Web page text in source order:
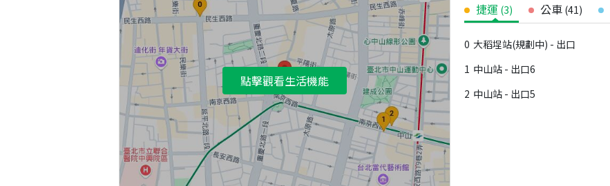
點擊觀看生活機能
捷運 (3) 公車 (41)
0 大稻埕站(規劃中) - 出口
1 中山站 - 出口6
2 中山站 - 出口5